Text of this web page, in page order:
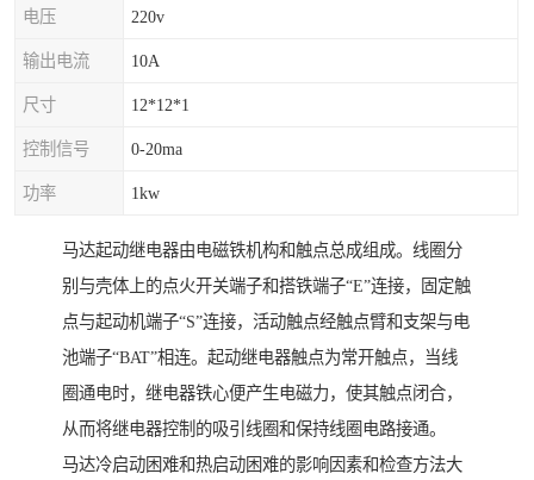
电压 220v
输出电流 10A
尺寸 12*12*1
控制信号 0-20ma
功率 1kw
马达起动继电器由电磁铁机构和触点总成组成。线圈分
别与壳体上的点火开关端子和搭铁端子“E”连接，固定触
点与起动机端子“S”连接，活动触点经触点臂和支架与电
池端子“BAT”相连。起动继电器触点为常开触点，当线
圈通电时，继电器铁心便产生电磁力，使其触点闭合，
从而将继电器控制的吸引线圈和保持线圈电路接通。
马达冷启动困难和热启动困难的影响因素和检查方法大